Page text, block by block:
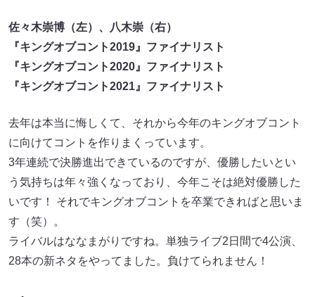
佐々木崇博（左）、八木崇（右）
『キングオブコント2019』ファイナリスト
『キングオブコント2020』ファイナリスト
『キングオブコント2021』ファイナリスト
去年は本当に悔しくて、それから今年のキングオブコント
に向けてコントを作りまくっています。
3年連続で決勝進出できているのですが、優勝したいとい
う気持ちは年々強くなっており、今年こそは絶対優勝した
いです！ それでキングオブコントを卒業できればと思いま
す（笑）。
ライバルはななまがりですね。単独ライブ2日間で4公演、
28本の新ネタをやってました。負けてられません！